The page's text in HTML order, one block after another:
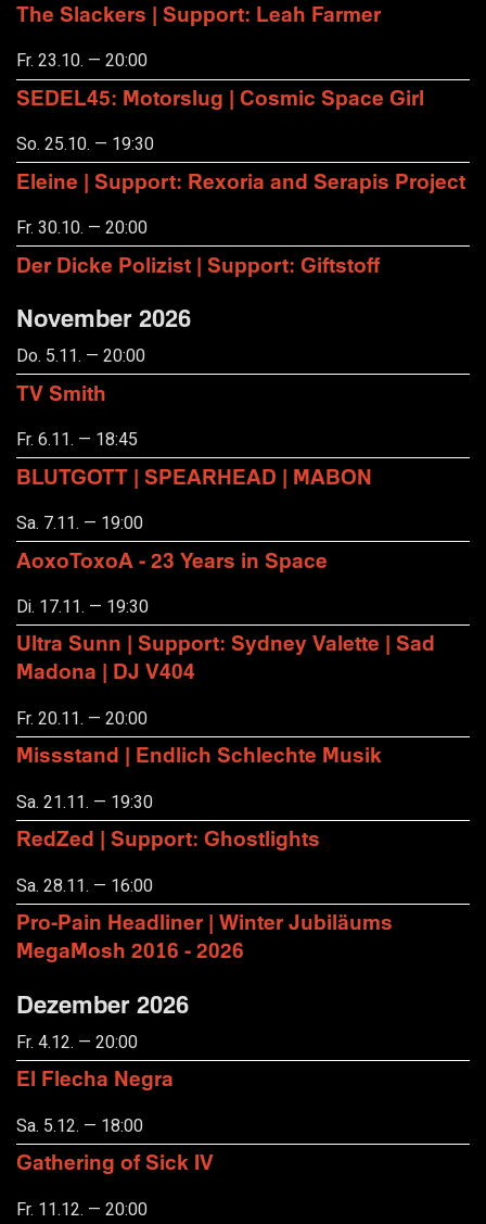
The Slackers | Support: Leah Farmer
Fr. 23.10. — 20:00
SEDEL45: Motorslug | Cosmic Space Girl
So. 25.10. — 19:30
Eleine | Support: Rexoria and Serapis Project
Fr. 30.10. — 20:00
Der Dicke Polizist | Support: Giftstoff
November 2026
Do. 5.11. — 20:00
TV Smith
Fr. 6.11. — 18:45
BLUTGOTT | SPEARHEAD | MABON
Sa. 7.11. — 19:00
AoxoToxoA - 23 Years in Space
Di. 17.11. — 19:30
Ultra Sunn | Support: Sydney Valette | Sad
Madona | DJ V404
Fr. 20.11. — 20:00
Missstand | Endlich Schlechte Musik
Sa. 21.11. — 19:30
RedZed | Support: Ghostlights
Sa. 28.11. — 16:00
Pro-Pain Headliner | Winter Jubiläums
MegaMosh 2016 - 2026
Dezember 2026
Fr. 4.12. — 20:00
El Flecha Negra
Sa. 5.12. — 18:00
Gathering of Sick IV
Fr. 11.12. — 20:00